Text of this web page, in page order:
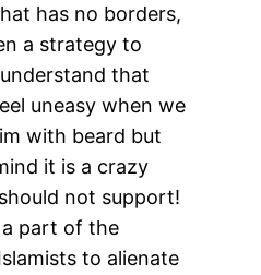
has no borders,
a strategy to
that
uneasy when we
with beard but
it is a crazy
not support!
part of the
to alienate